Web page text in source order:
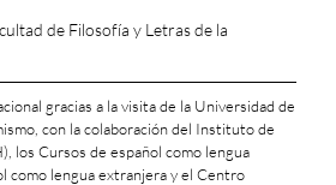
de Filosofía y Letras de la
gracias a la visita de la Universidad de
con la colaboración del Instituto de
los Cursos de español como lengua
como lengua extranjera y el Centro